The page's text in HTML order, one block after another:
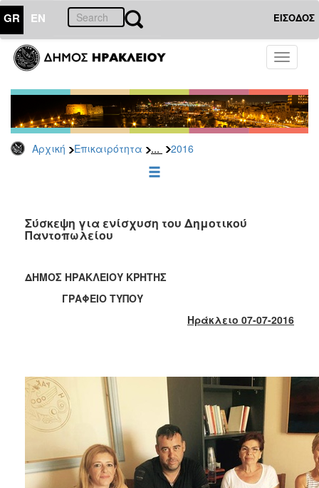
GR EN ΕΙΣΟΔΟΣ
Toggle
Αρχική Επικαιρότητα ... 2016
ΕΠΙΚΑΙΡΟΤΗΤΑ
Τύπου
Αρχείο
2026
2025
2022
2021
2019
2018
2013
2012
2010
2006
Σύσκεψη για ενίσχυση του Δημοτικού
Παντοπωλείου
ΔΗΜΟΣ ΗΡΑΚΛΕΙΟΥ ΚΡΗΤΗΣ
ΓΡΑΦΕΙΟ ΤΥΠΟΥ
Ηράκλειο 07-07-2016